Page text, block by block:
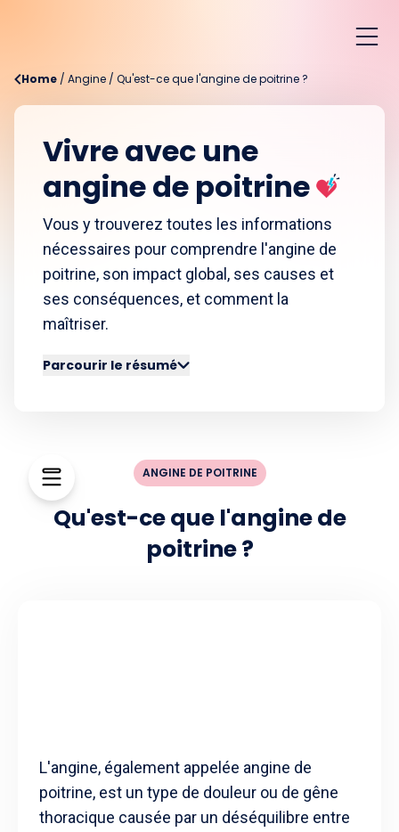
Home / Angine / Qu'est-ce que l'angine de poitrine ?
Vivre avec une
angine de poitrine
Vous y trouverez toutes les informations
nécessaires pour comprendre l'angine de
poitrine, son impact global, ses causes et
ses conséquences, et comment la
maîtriser.
Parcourir le résumé
ANGINE DE POITRINE
Qu'est-ce que l'angine de
poitrine ?
L'angine, également appelée angine de
poitrine, est un type de douleur ou de gêne
thoracique causée par un déséquilibre entre